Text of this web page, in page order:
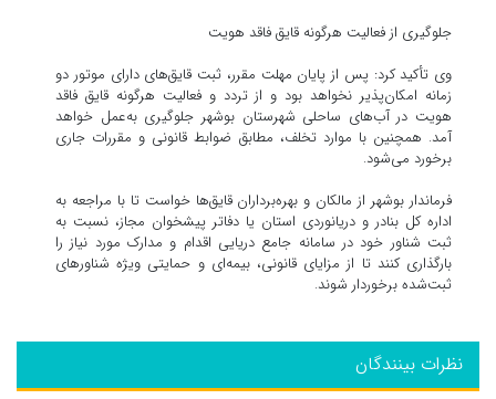
جلوگیری از فعالیت هرگونه قایق فاقد هویت
وی تأکید کرد: پس از پایان مهلت مقرر، ثبت قایق‌های دارای موتور دو
زمانه امکان‌پذیر نخواهد بود و از تردد و فعالیت هرگونه قایق فاقد
هویت در آب‌های ساحلی شهرستان بوشهر جلوگیری به‌عمل خواهد
آمد. همچنین با موارد تخلف، مطابق ضوابط قانونی و مقررات جاری
برخورد می‌شود.
فرماندار بوشهر از مالکان و بهره‌برداران قایق‌ها خواست تا با مراجعه به
اداره کل بنادر و دریانوردی استان یا دفاتر پیشخوان مجاز، نسبت به
ثبت شناور خود در سامانه جامع دریایی اقدام و مدارک مورد نیاز را
بارگذاری کنند تا از مزایای قانونی، بیمه‌ای و حمایتی ویژه شناورهای
ثبت‌شده برخوردار شوند.
نظرات بینندگان